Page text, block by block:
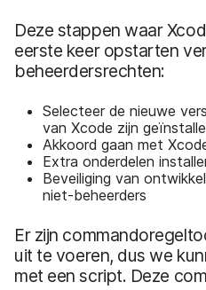
Deze stappen waar
eerste keer opstarten
beheerdersrechten:
Selecteer de nieuwe
van Xcode zijn
Akkoord gaan met
Extra onderdelen
Beveiliging van
niet-beheerders
Er zijn
uit te voeren, dus we
met een script. Deze